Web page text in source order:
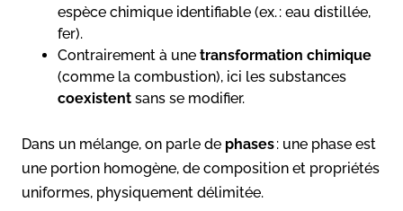
espèce chimique identifiable (ex. : eau distillée,
fer).
Contrairement à une transformation chimique
(comme la combustion), ici les substances
coexistent sans se modifier.
Dans un mélange, on parle de phases: une phase est
une portion homogène, de composition et propriétés
uniformes, physiquement délimitée.